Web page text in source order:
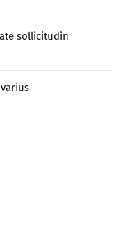
sollicitudin